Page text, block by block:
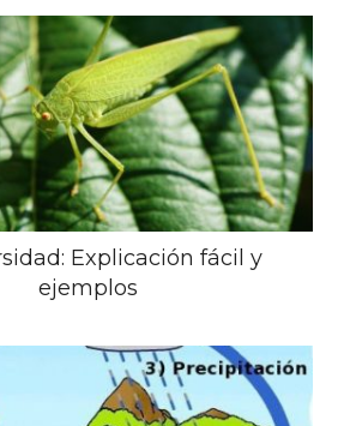
Explicación fácil y
ejemplos